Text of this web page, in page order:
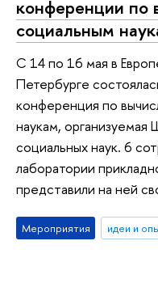
конференции по
социальным
С 14 по 16 мая в
Петербурге
конференция по
наукам, организуемая
социальных наук. 6
лаборатории
представили на ней
Мероприятия идеи и